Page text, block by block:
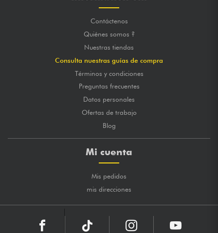
Contáctenos
Quiénes somos ?
Nuestras tiendas
Consulta nuestras guías de compra
Términos y condiciones
Preguntas frecuentes
Datos personales
Ofertas de trabajo
Blog
Mi cuenta
Mis pedidos
mis direcciones